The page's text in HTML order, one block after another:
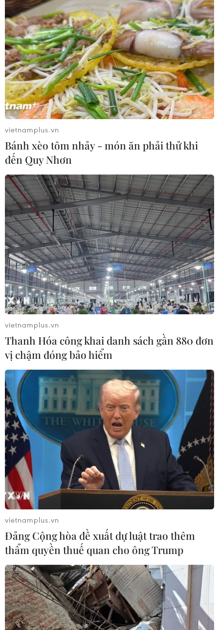
vietnamplus.vn
Bánh xèo tôm nhảy - món ăn phải thử khi
đến Quy Nhơn
vietnamplus.vn
Thanh Hóa công khai danh sách gần 880 đơn
vị chậm đóng bảo hiểm
vietnamplus.vn
Đảng Cộng hòa đề xuất dự luật trao thêm
thẩm quyền thuế quan cho ông Trump